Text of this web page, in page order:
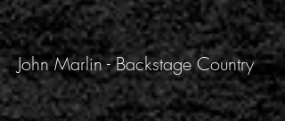
John Marlin - Backstage Country